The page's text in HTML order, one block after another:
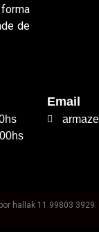
de
Email
hallak 11 99803 3929